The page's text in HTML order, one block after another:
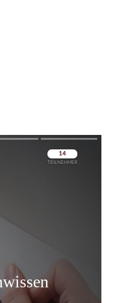
Überspringen